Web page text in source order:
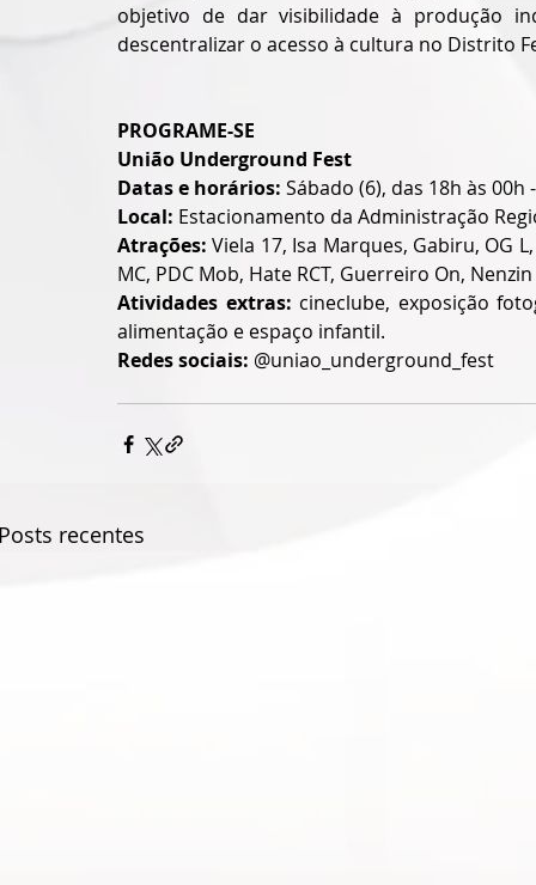
objetivo de dar visibilidade à produção
descentralizar o acesso à cultura no Distrito
PROGRAME-SE
União Underground Fest
Datas e horários: Sábado (6), das 18h às 00h
Local: Estacionamento da Administração
Atrações: Viela 17, Isa Marques, Gabiru, OG
MC, PDC Mob, Hate RCT, Guerreiro On,
Atividades extras: cineclube, exposição
alimentação e espaço infantil.
Redes sociais: @uniao_underground_fest
recentes